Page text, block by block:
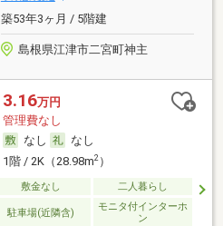
築53年3ヶ月 / 5階建
島根県江津市二宮町神主
3.16万円
管理費なし
なし
なし
1階 / 2K（28.98m2）
敷金なし 二人暮らし
駐車場(近隣含)
モニタ付インターホ
ン